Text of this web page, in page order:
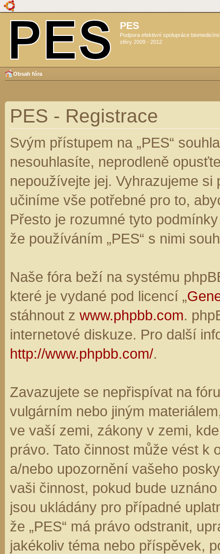
PES
Podpora efektivní spolupráce
sféry 2009 - 2012
Obsah fóra
PES - Registrace
Svým přístupem na „PES“
nesouhlasíte, neprodleně
nepoužívejte jej. Vyhrazujeme
učiníme vše potřebné pro to,
Přesto je rozumné tyto
že používáním „PES“ s nimi
Naše fóra beží na systému
které je vydané pod licencí „
stáhnout z www.phpbb.com.
internetové diskuze. Pro další
http://www.phpbb.com/.
Zavazujete se nepřispívat na
vulgárním nebo jiným
ve vaší zemi, zákony v zemi,
právo. Tato činnost může vést k
a/nebo upozornění vašeho
vaši činnost, pokud bude
jsou ukládány pro případné
že „PES“ má právo odstranit,
jakékoliv téma nebo příspěvek,